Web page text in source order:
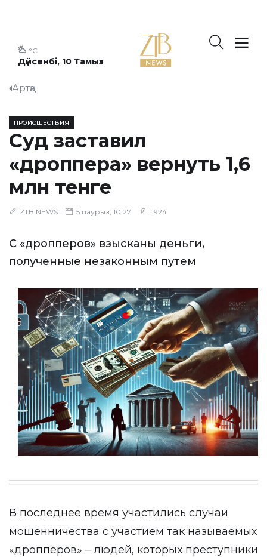
Дүйсенбі, 10 Тамыз
°C
Артқа
ПРОИСШЕСТВИЯ
Суд заставил
«дроппера» вернуть 1,6
млн тенге
ZTB NEWS 5 наурыз, 10:27 1,924
С «дропперов» взысканы деньги,
полученные незаконным путем
В последнее время участились случаи
мошенничества с участием так называемых
«дропперов» – людей, которых преступники